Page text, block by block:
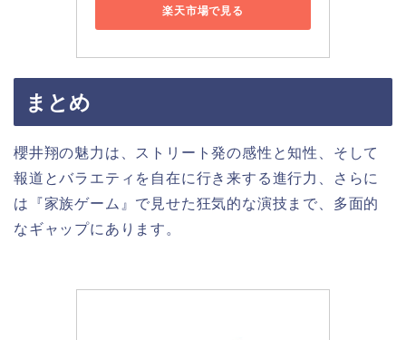
楽天市場で見る
まとめ
櫻井翔の魅力は、ストリート発の感性と知性、そして
報道とバラエティを自在に行き来する進行力、さらに
は『家族ゲーム』で見せた狂気的な演技まで、多面的
なギャップにあります。